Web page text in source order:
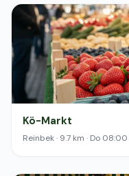
Kö-Markt
Reinbek · 9.7 km · Do